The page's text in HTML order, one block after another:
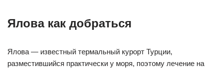
Ялова как добраться
Ялова — известный термальный курорт Турции,
разместившийся практически у моря, поэтому лечение на